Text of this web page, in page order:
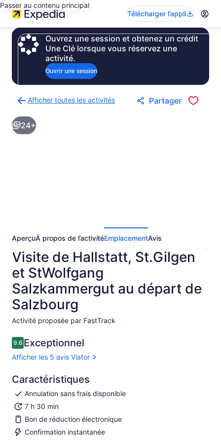
Passer au contenu principal
Télécharger l’appli
Ouvrez une session et obtenez un crédit
Une Clé lorsque vous réservez une
activité.
Ouvrir une session
Afficher toutes les activités
à
la
page
Partager
24+
AperçuÀ propos de l’activitéEmplacementAvis
Visite de Hallstatt, St.Gilgen
et StWolfgang
Salzkammergut au départ de
Salzbourg
Activité proposée par FastTrack
9.69.6 sur 10
Exceptionnel
Afficher les 5 avis Viator
Caractéristiques
Annulation sans frais disponible
7 h 30 min
Bon de réduction électronique
Confirmation instantanée